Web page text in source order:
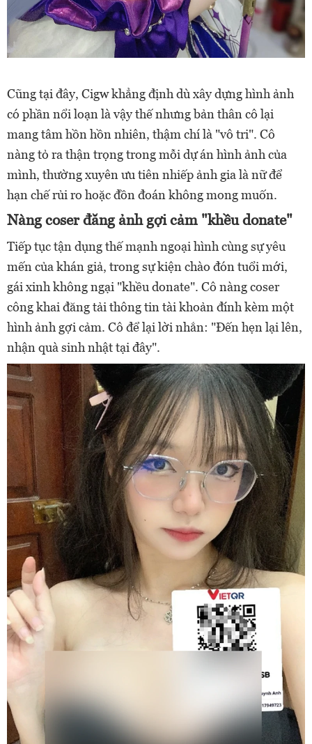
Cũng tại đây, Cigw khẳng định dù xây dựng hình ảnh
có phần nổi loạn là vậy thế nhưng bản thân cô lại
mang tâm hồn hồn nhiên, thậm chí là "vô tri". Cô
nàng tỏ ra thận trọng trong mỗi dự án hình ảnh của
mình, thường xuyên ưu tiên nhiếp ảnh gia là nữ để
hạn chế rủi ro hoặc đồn đoán không mong muốn.
Nàng coser đăng ảnh gợi cảm "khều donate"
Tiếp tục tận dụng thế mạnh ngoại hình cùng sự yêu
mến của khán giả, trong sự kiện chào đón tuổi mới,
gái xinh không ngại "khều donate". Cô nàng coser
công khai đăng tải thông tin tài khoản đính kèm một
hình ảnh gợi cảm. Cô để lại lời nhắn: "Đến hẹn lại lên,
nhận quà sinh nhật tại đây".